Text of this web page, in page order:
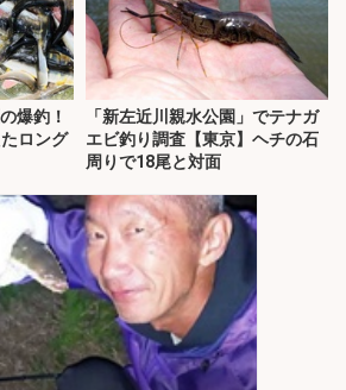
爆釣！
ロング
「新左近川親水公園」でテナガ
エビ釣り調査【東京】ヘチの石
周りで18尾と対面